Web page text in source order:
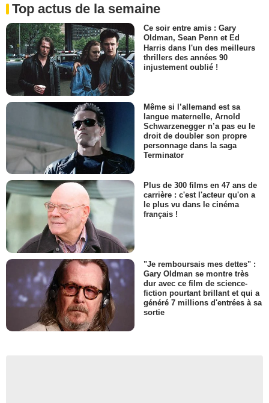
Top actus de la semaine
Ce soir entre amis : Gary
Oldman, Sean Penn et Ed
Harris dans l'un des meilleurs
thrillers des années 90
injustement oublié !
Même si l’allemand est sa
langue maternelle, Arnold
Schwarzenegger n’a pas eu le
droit de doubler son propre
personnage dans la saga
Terminator
Plus de 300 films en 47 ans de
carrière : c'est l'acteur qu'on a
le plus vu dans le cinéma
français !
"Je remboursais mes dettes" :
Gary Oldman se montre très
dur avec ce film de science-
fiction pourtant brillant et qui a
généré 7 millions d'entrées à sa
sortie